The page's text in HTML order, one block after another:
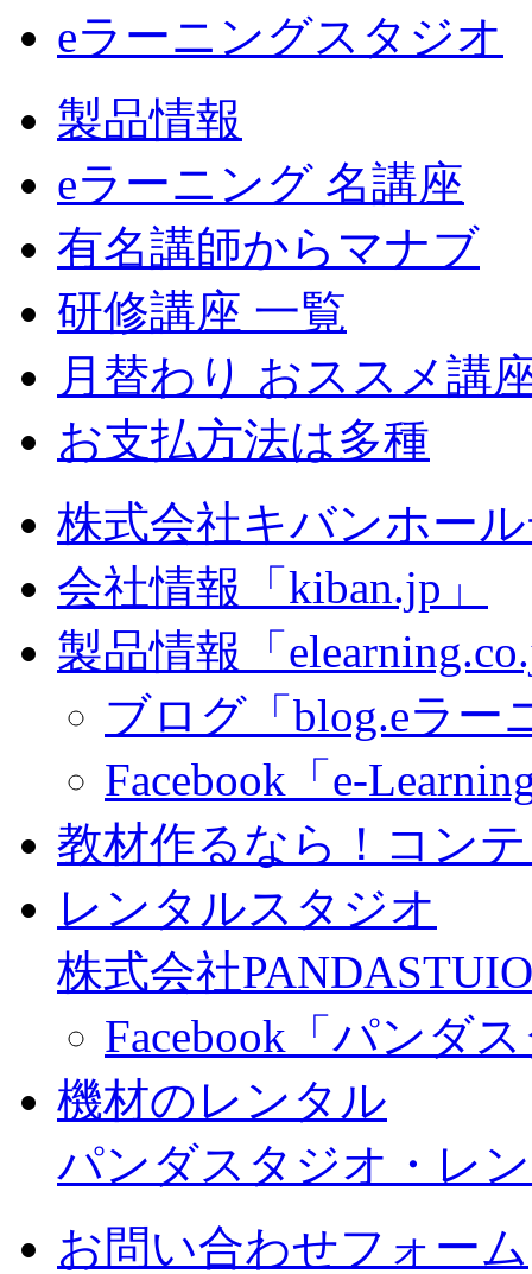
eラーニングスタジオ
製品情報
eラーニング 名講座
有名講師からマナブ
研修講座 一覧
月替わり おススメ講
お支払方法は多種
株式会社キバンホー
会社情報「kiban.jp」
製品情報「
ブログ「blog.eラー
Facebook「e-
教材作るなら！コン
レンタルスタジオ
株式会社
Facebook「パンダ
機材のレンタル
パンダスタジオ・レ
お問い合わせフォーム